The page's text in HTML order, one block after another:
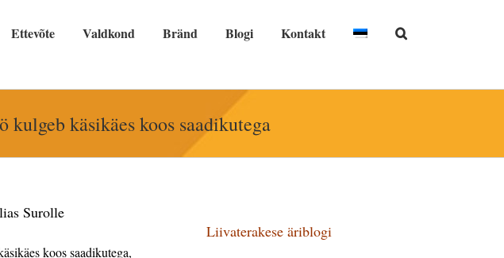
Ettevõte Valdkond Bränd Blogi Kontakt
käsikäes koos saadikutega
Surolle
koos saadikutega,
Liivaterakese äriblogi